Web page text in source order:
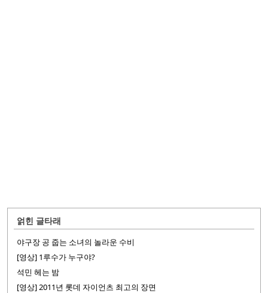
얽힌 글타래
야구장 공 줍는 소녀의 놀라운 수비
[영상] 1루수가 누구야?
석민 헤는 밤
[영상] 2011년 롯데 자이언츠 최고의 장면